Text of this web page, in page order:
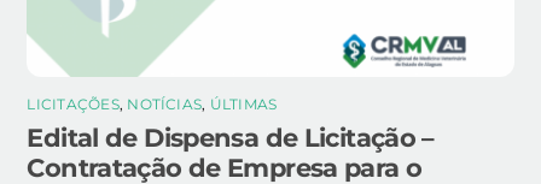
LICITAÇÕES, NOTÍCIAS, ÚLTIMAS
Edital de Dispensa de Licitação –
Contratação de Empresa para o